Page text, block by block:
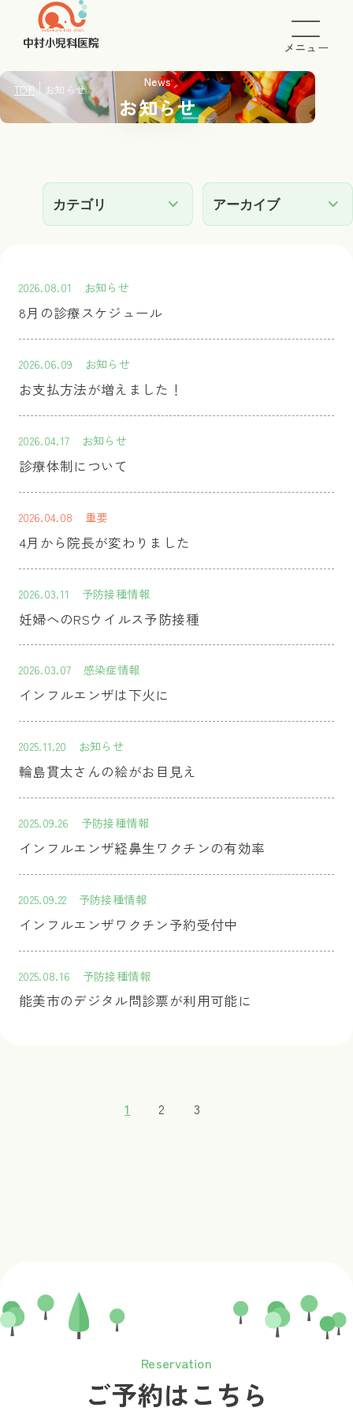
メニュー
TOP お知らせ
News
お知らせ
2026.08.01 お知らせ
8月の診療スケジュール
2026.06.09 お知らせ
お支払方法が増えました！
2026.04.17 お知らせ
診療体制について
2026.04.08 重要
4月から院長が変わりました
2026.03.11 予防接種情報
妊婦へのRSウイルス予防接種
2026.03.07 感染症情報
インフルエンザは下火に
2025.11.20 お知らせ
輪島貫太さんの絵がお目見え
2025.09.26 予防接種情報
インフルエンザ経鼻生ワクチンの有効率
2025.09.22 予防接種情報
インフルエンザワクチン予約受付中
2025.08.16 予防接種情報
能美市のデジタル問診票が利用可能に
1 2 3
Reservation
ご予約はこちら